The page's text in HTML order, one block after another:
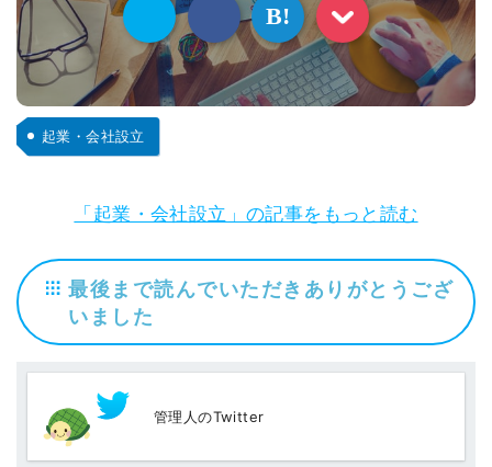
B!
起業・会社設立
「起業・会社設立」の記事をもっと読む
最後まで読んでいただきありがとうござ
いました
管理人のTwitter